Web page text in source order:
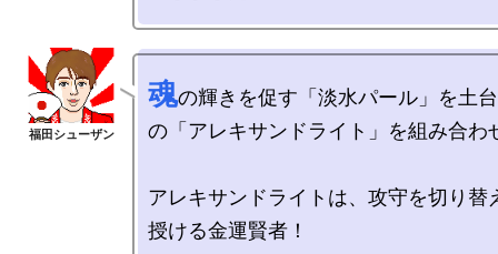
魂の輝きを促す「淡水パール」を土
の「アレキサンドライト」を組み合わ
アレキサンドライトは、攻守を切り替
授ける金運賢者！